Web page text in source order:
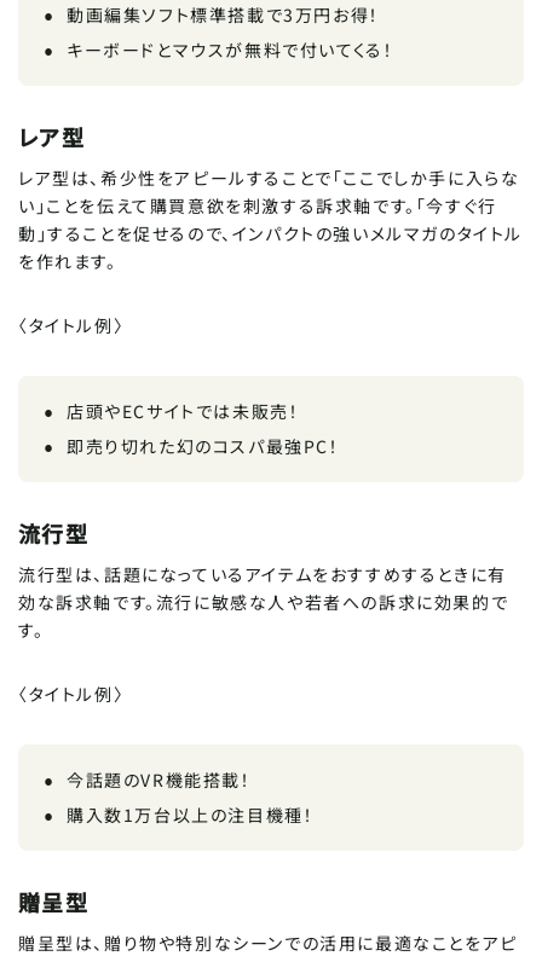
動画編集ソフト標準搭載で3万円お得！
キーボードとマウスが無料で付いてくる！
レア型
レア型は、希少性をアピールすることで「ここでしか手に入らな
い」ことを伝えて購買意欲を刺激する訴求軸です。「今すぐ行
動」することを促せるので、インパクトの強いメルマガのタイトル
を作れます。
〈タイトル例〉
店頭やECサイトでは未販売！
即売り切れた幻のコスパ最強PC！
流行型
流行型は、話題になっているアイテムをおすすめするときに有
効な訴求軸です。流行に敏感な人や若者への訴求に効果的で
す。
〈タイトル例〉
今話題のVR機能搭載！
購入数1万台以上の注目機種！
贈呈型
贈呈型は、贈り物や特別なシーンでの活用に最適なことをアピ